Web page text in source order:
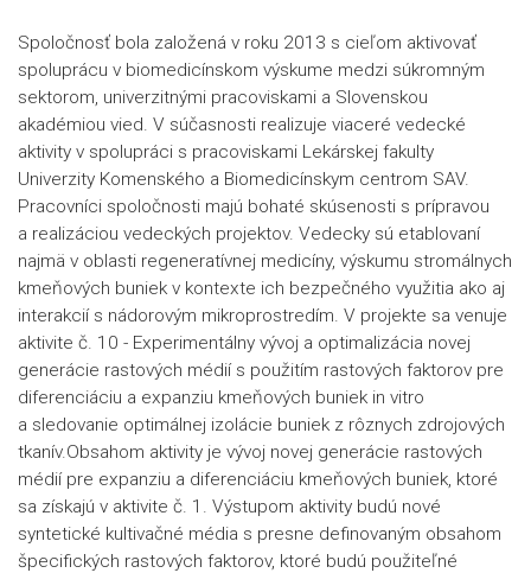
Spoločnosť bola založená v roku 2013 s cieľom aktivovať
spoluprácu v biomedicínskom výskume medzi súkromným
sektorom, univerzitnými pracoviskami a Slovenskou
akadémiou vied. V súčasnosti realizuje viaceré vedecké
aktivity v spolupráci s pracoviskami Lekárskej fakulty
Univerzity Komenského a Biomedicínskym centrom SAV.
Pracovníci spoločnosti majú bohaté skúsenosti s prípravou
a realizáciou vedeckých projektov. Vedecky sú etablovaní
najmä v oblasti regeneratívnej medicíny, výskumu stromálnych
kmeňových buniek v kontexte ich bezpečného využitia ako aj
interakcií s nádorovým mikroprostredím. V projekte sa venuje
aktivite č. 10 - Experimentálny vývoj a optimalizácia novej
generácie rastových médií s použitím rastových faktorov pre
diferenciáciu a expanziu kmeňových buniek in vitro
a sledovanie optimálnej izolácie buniek z rôznych zdrojových
tkanív.Obsahom aktivity je vývoj novej generácie rastových
médií pre expanziu a diferenciáciu kmeňových buniek, ktoré
sa získajú v aktivite č. 1. Výstupom aktivity budú nové
syntetické kultivačné média s presne definovaným obsahom
špecifických rastových faktorov, ktoré budú použiteľné